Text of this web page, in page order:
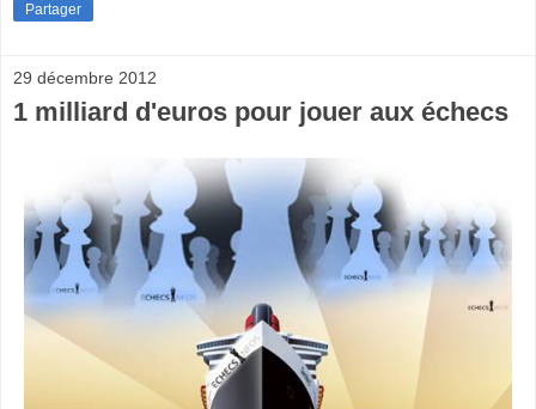
Partager
29 décembre 2012
1 milliard d'euros pour jouer aux échecs